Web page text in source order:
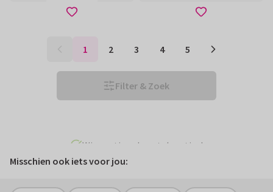
1 2 3 4 5
Filter & Zoek
Misschien ook iets voor jou: